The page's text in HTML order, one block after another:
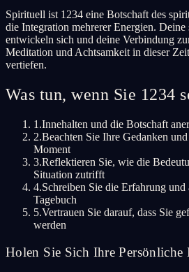
Spirituell ist 1234 eine Botschaft des
die Integration mehrerer Energien. Deine
entwickeln sich und deine Verbindung
Meditation und Achtsamkeit in dieser
vertiefen.
Was tun, wenn Sie 1234
1.Innehalten und die Botschaft
2.Beachten Sie Ihre Gedanken
Moment
3.Reflektieren Sie, wie die
Situation zutrifft
4.Schreiben Sie die Erfahrung
Tagebuch
5.Vertrauen Sie darauf, dass Sie
werden
Holen Sie Sich Ihre Persönliche